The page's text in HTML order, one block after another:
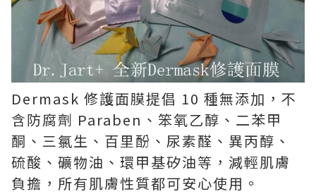
Dermask 修護面膜提倡 10 種無添加，不
含防腐劑 Paraben、笨氧乙醇、二苯甲
酮、三氯生、百里酚、尿素醛、異丙醇、
硫酸、礦物油、環甲基矽油等，減輕肌膚
負擔，所有肌膚性質都可安心使用。